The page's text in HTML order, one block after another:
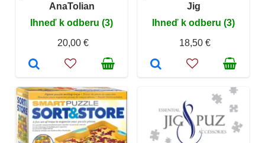
AnaTolian
Ihneď k odberu (3)
20,00 €
Jig
Ihneď k odberu (3)
18,50 €